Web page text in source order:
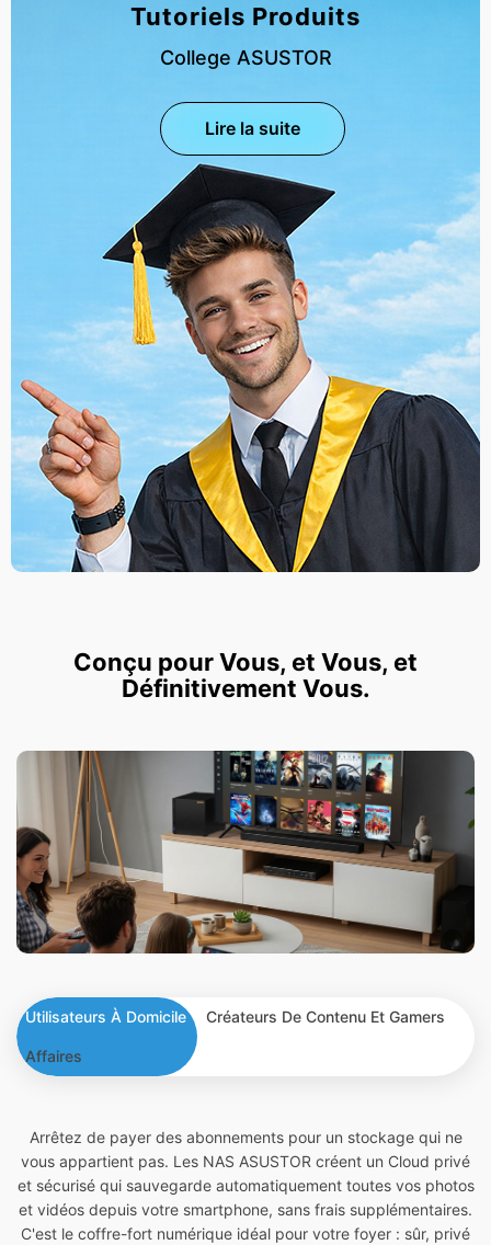
Tutoriels Produits
College ASUSTOR
Lire la suite
Conçu pour Vous, et Vous, et
Définitivement Vous.
Utilisateurs À Domicile Créateurs De Contenu Et Gamers
Affaires
Arrêtez de payer des abonnements pour un stockage qui ne
vous appartient pas. Les NAS ASUSTOR créent un Cloud privé
et sécurisé qui sauvegarde automatiquement toutes vos photos
et vidéos depuis votre smartphone, sans frais supplémentaires.
C'est le coffre-fort numérique idéal pour votre foyer : sûr, privé